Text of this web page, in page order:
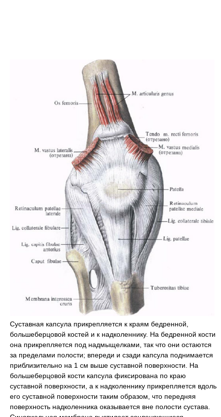
Суставная капсула прикрепляется к краям бедренной,
большеберцовой костей и к надколеннику. На бедренной кости
она прикрепляется под надмыщелками, так что они остаются
за пределами полости; впереди и сзади капсула поднимается
приблизительно на 1 см выше суставной поверхности. На
большеберцовой кости капсула фиксирована по краю
суставной поверхности, а к надколеннику прикрепляется вдоль
его суставной поверхности таким образом, что передняя
поверхность надколенника оказывается вне полости сустава.